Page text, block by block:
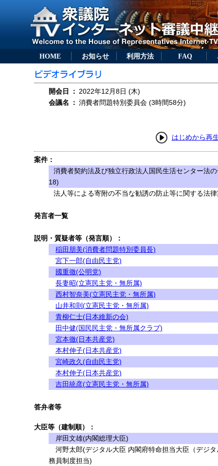
HOME お知らせ 利用方法 FAQ
開会日 ： 2022年12月8日 (木)
会議名
： 消費者問題特別委員会 (3時間58分)
はじめから再
案件：
消費者契約法及び独立行政法人国民生活センター法
18)
法人等による寄附の不当な勧誘の防止等に関する法
発言者一覧
説明・質疑者等（発言順）：
稲田朋美(消費者問題特別委員長)
宮下一郎(自由民主党)
國重徹(公明党)
長妻昭(立憲民主党・無所属)
西村智奈美(立憲民主党・無所属)
山井和則(立憲民主党・無所属)
青柳仁士(日本維新の会)
田中健(国民民主党・無所属クラブ)
宮本徹(日本共産党)
本村伸子(日本共産党)
宮崎政久(自由民主党)
本村伸子(日本共産党)
吉田統彦(立憲民主党・無所属)
答弁者等
大臣等（建制順）：
岸田文雄(内閣総理大臣)
河野太郎(デジタル大臣 内閣府特命担当大臣（デジ
務員制度担当)